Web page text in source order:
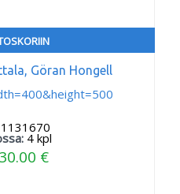
Göran Hongell
1131670
4 kpl
30.00 €